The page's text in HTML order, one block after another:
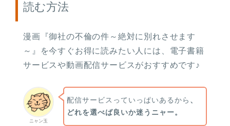
読む方法
漫画『御社の不倫の件～絶対に別れさせます
～』を今すぐお得に読みたい人には、電子書籍
サービスや動画配信サービスがおすすめです♪
ニャン玉
配信サービスっていっぱいあるから 、
どれを選べば良いか迷うニャー。